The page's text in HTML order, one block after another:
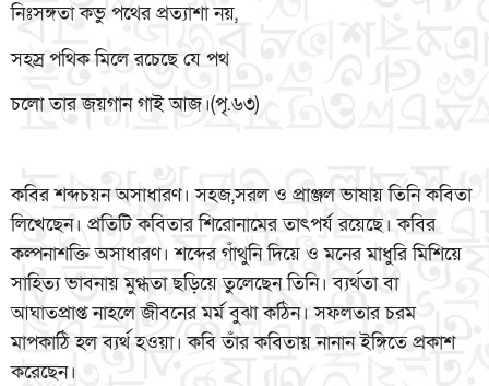
নিঃসঙ্গতা কভু পথের প্রত্যাশা নয়,
সহস্র পথিক মিলে রচেছে যে পথ
চলো তার জয়গান গাই আজ।(পৃ.৬৩)
কবির শব্দচয়ন অসাধারণ। সহজ,সরল ও প্রাঞ্জল ভাষায় তিনি কবিতা
লিখেছেন। প্রতিটি কবিতার শিরোনামের তাৎপর্য রয়েছে। কবির
কল্পনাশক্তি অসাধারণ। শব্দের গাঁথুনি দিয়ে ও মনের মাধুরি মিশিয়ে
সাহিত্য ভাবনায় মুগ্ধতা ছড়িয়ে তুলেছেন তিনি। ব্যর্থতা বা
আঘাতপ্রাপ্ত নাহলে জীবনের মর্ম বুঝা কঠিন। সফলতার চরম
মাপকাঠি হল ব্যর্থ হওয়া। কবি তাঁর কবিতায় নানান ইঙ্গিতে প্রকাশ
করেছেন।